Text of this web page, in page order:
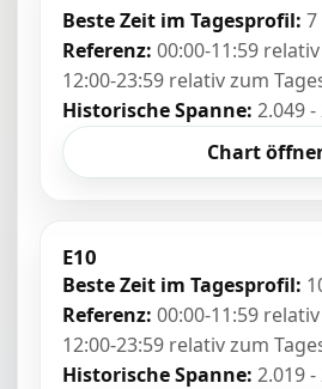
Beste Zeit im Tagesprofil: 7
Referenz: 00:00-11:59
12:00-23:59 relativ zum
Historische Spanne: 2.049
Chart
E10
Beste Zeit im Tagesprofil:
Referenz: 00:00-11:59
12:00-23:59 relativ zum
Historische Spanne: 2.019